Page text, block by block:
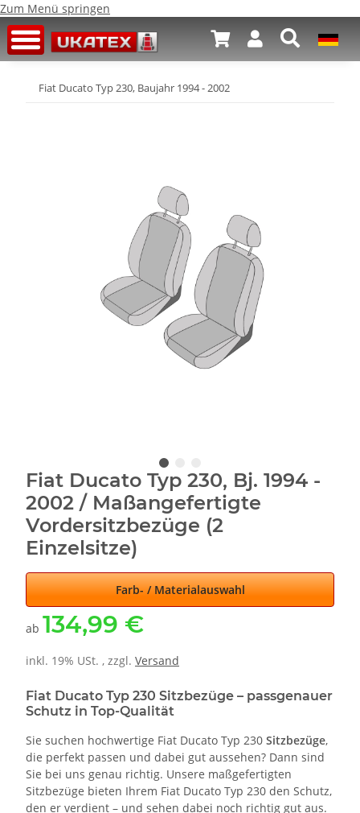
Zum Menü springen
Fiat Ducato Typ 230, Baujahr 1994 - 2002
Fiat Ducato Typ 230, Bj. 1994 -
2002 / Maßangefertigte
Vordersitzbezüge (2
Einzelsitze)
Farb- / Materialauswahl
ab 134,99 €
inkl. 19% USt. , zzgl. Versand
Fiat Ducato Typ 230 Sitzbezüge – passgenauer
Schutz in Top-Qualität
Sie suchen hochwertige Fiat Ducato Typ 230 Sitzbezüge,
die perfekt passen und dabei gut aussehen? Dann sind
Sie bei uns genau richtig. Unsere maßgefertigten
Sitzbezüge bieten Ihrem Fiat Ducato Typ 230 den Schutz,
den er verdient – und sehen dabei noch richtig gut aus.